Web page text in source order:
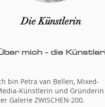
Die Künstlerin
mich - die
bin Petra van Bellen, Mixed-
Künstlerin und Gründerin
Galerie ZWISCHEN·200.